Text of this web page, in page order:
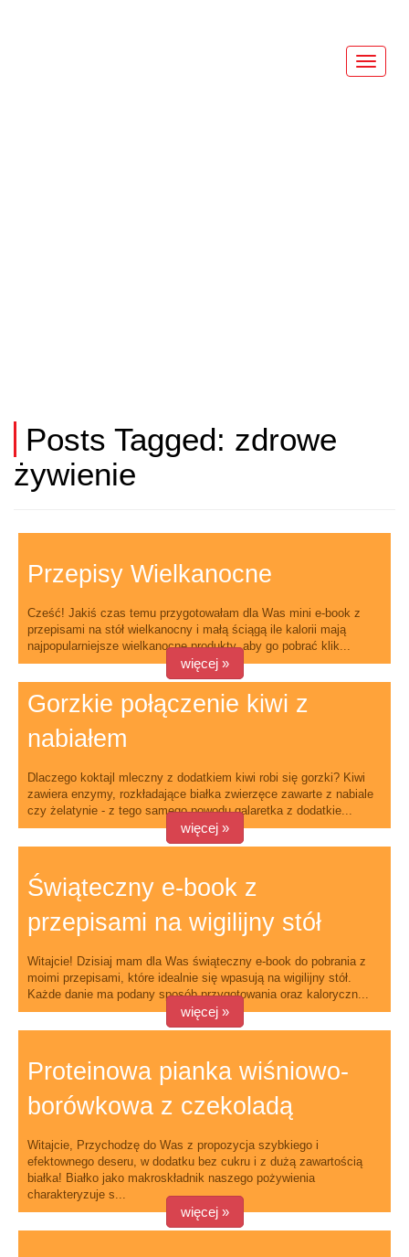
Posts Tagged: zdrowe
żywienie
Przepisy Wielkanocne
Cześć! Jakiś czas temu przygotowałam dla Was mini e-book z
przepisami na stół wielkanocny i małą ściągą ile kalorii mają
najpopularniejsze wielkanocne produkty, aby go pobrać klik...
więcej »
Gorzkie połączenie kiwi z
nabiałem
Dlaczego koktajl mleczny z dodatkiem kiwi robi się gorzki? Kiwi
zawiera enzymy, rozkładające białka zwierzęce zawarte z nabiale
czy żelatynie - z tego samego powodu galaretka z dodatkie...
więcej »
Świąteczny e-book z
przepisami na wigilijny stół
Witajcie! Dzisiaj mam dla Was świąteczny e-book do pobrania z
moimi przepisami, które idealnie się wpasują na wigilijny stół.
Każde danie ma podany sposób przygotowania oraz kaloryczn...
więcej »
Proteinowa pianka wiśniowo-
borówkowa z czekoladą
Witajcie, Przychodzę do Was z propozycja szybkiego i
efektownego deseru, w dodatku bez cukru i z dużą zawartością
białka! Białko jako makroskładnik naszego pożywienia
charakteryzuje s...
więcej »